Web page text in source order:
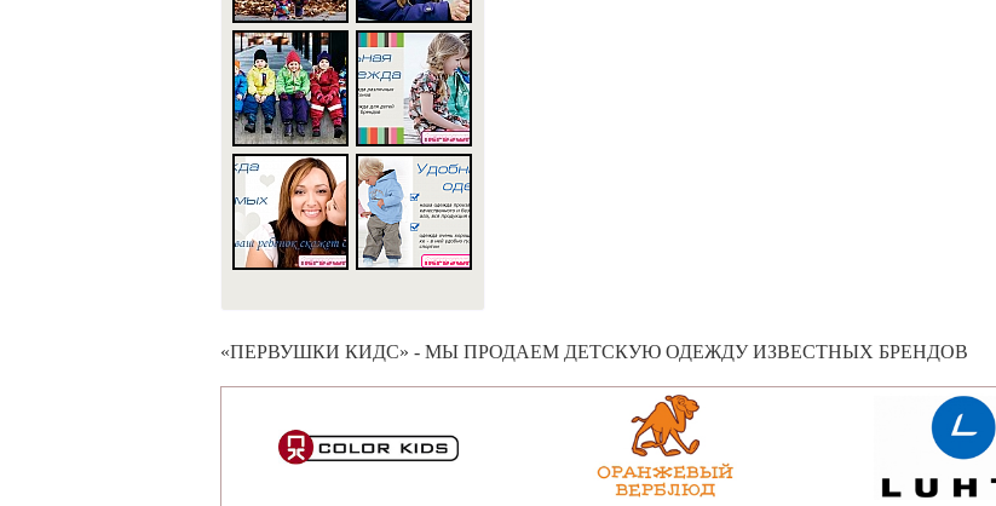
«ПЕРВУШКИ КИДС» - МЫ ПРОДАЕМ ДЕТСКУЮ ОДЕЖДУ ИЗВЕСТНЫХ БРЕНДОВ